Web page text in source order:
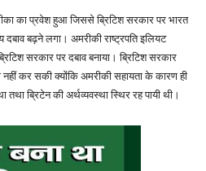
का प्रवेश हुआ जिससे ब्रिटिश सरकार पर भारत
बढ़ने लगा। अमरीकी राष्ट्रपति इलियट
सरकार पर दबाव बनाया। ब्रिटिश सरकार
कर सकी क्योंकि अमरीकी सहायता के कारण ही
तथा ब्रिटेन की अर्थव्यवस्था स्थिर रह पायी थी।